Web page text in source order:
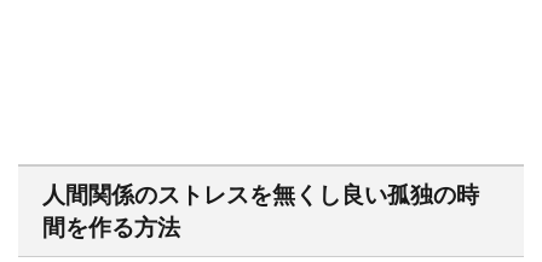
人間関係のストレスを無くし良い孤独の時
間を作る方法